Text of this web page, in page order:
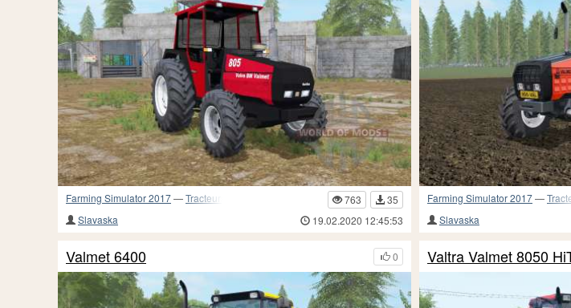
Farming Simulator 2017—Tracteurs 763
35
Slavaska
19.02.2020 12:45:53
Farming Simulator 2017—
Slavaska
0
Valmet 6400 Valtra Valmet 8050